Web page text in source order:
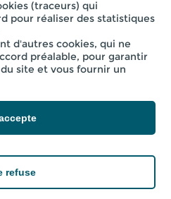
légales
DES CPIE HAUTS-DE-
33 RUE DES VICTIMES DE
MERLIEUX-ET-
PR-Rooms
(traceurs) qui
pour réaliser des statistiques
d'autres cookies, qui ne
préalable, pour garantir
site et vous fournir un
refuse